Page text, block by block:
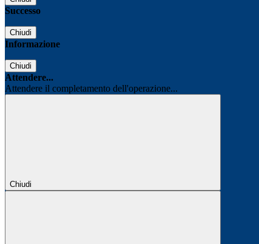
Successo
Chiudi
Informazione
Chiudi
Attendere...
Attendere il completamento dell'operazione...
Chiudi